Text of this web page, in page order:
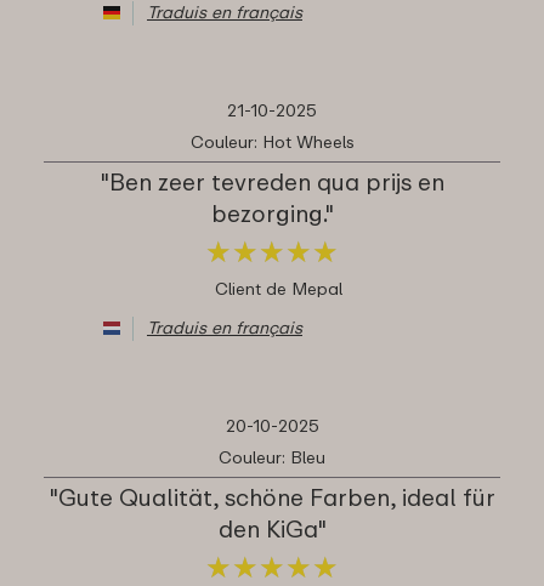
Traduis en français
21-10-2025
Couleur: Hot Wheels
"Ben zeer tevreden qua prijs en
bezorging."
★★★★★
★★★★★
Client de Mepal
Traduis en français
20-10-2025
Couleur: Bleu
"Gute Qualität, schöne Farben, ideal für
den KiGa"
★★★★★
★★★★★